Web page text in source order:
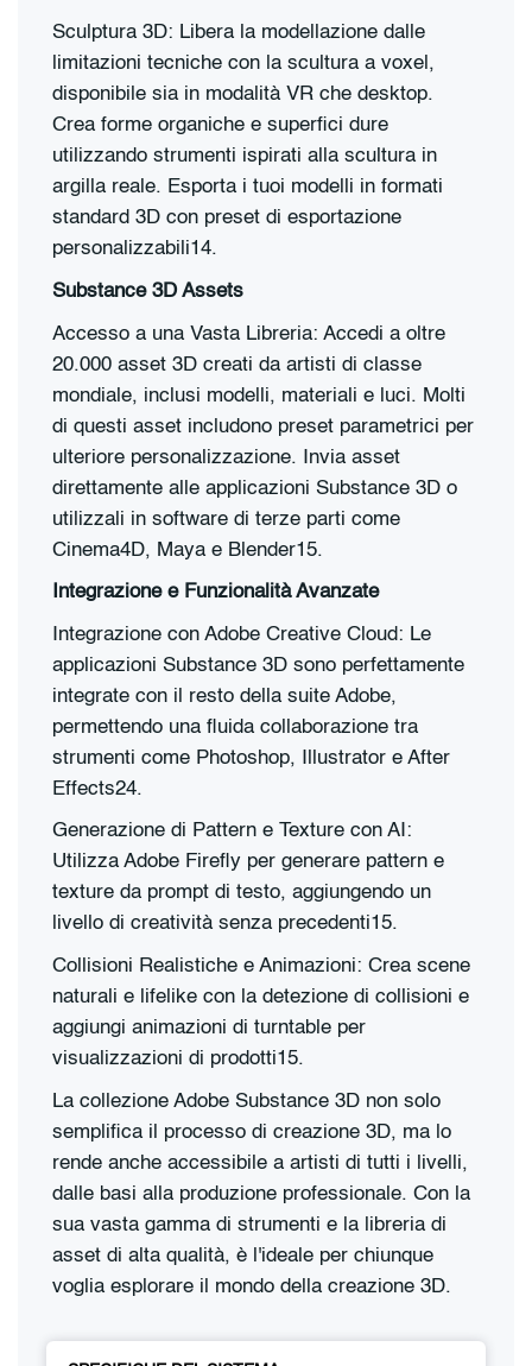
Sculptura 3D: Libera la modellazione dalle
limitazioni tecniche con la scultura a voxel,
disponibile sia in modalità VR che desktop.
Crea forme organiche e superfici dure
utilizzando strumenti ispirati alla scultura in
argilla reale. Esporta i tuoi modelli in formati
standard 3D con preset di esportazione
personalizzabili14.
Substance 3D Assets
Accesso a una Vasta Libreria: Accedi a oltre
20.000 asset 3D creati da artisti di classe
mondiale, inclusi modelli, materiali e luci. Molti
di questi asset includono preset parametrici per
ulteriore personalizzazione. Invia asset
direttamente alle applicazioni Substance 3D o
utilizzali in software di terze parti come
Cinema4D, Maya e Blender15.
Integrazione e Funzionalità Avanzate
Integrazione con Adobe Creative Cloud: Le
applicazioni Substance 3D sono perfettamente
integrate con il resto della suite Adobe,
permettendo una fluida collaborazione tra
strumenti come Photoshop, Illustrator e After
Effects24.
Generazione di Pattern e Texture con AI:
Utilizza Adobe Firefly per generare pattern e
texture da prompt di testo, aggiungendo un
livello di creatività senza precedenti15.
Collisioni Realistiche e Animazioni: Crea scene
naturali e lifelike con la detezione di collisioni e
aggiungi animazioni di turntable per
visualizzazioni di prodotti15.
La collezione Adobe Substance 3D non solo
semplifica il processo di creazione 3D, ma lo
rende anche accessibile a artisti di tutti i livelli,
dalle basi alla produzione professionale. Con la
sua vasta gamma di strumenti e la libreria di
asset di alta qualità, è l'ideale per chiunque
voglia esplorare il mondo della creazione 3D.